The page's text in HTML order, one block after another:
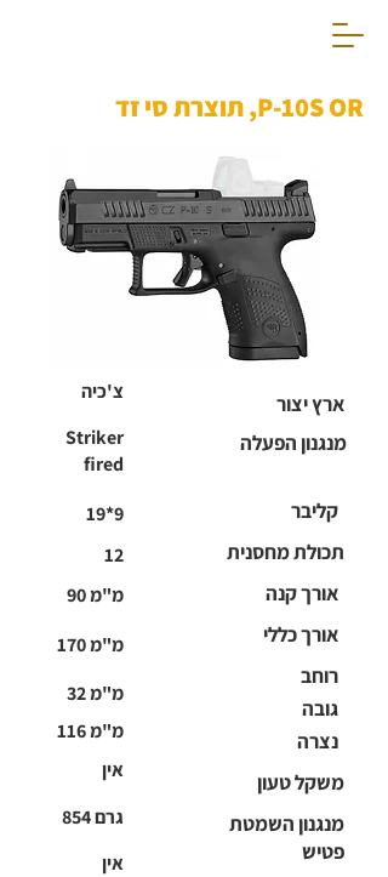
P-10S OR, תוצרת סי זד
צ'כיה
Striker
fired
19*9
12
90 מ"מ
170 מ"מ
32 מ"מ
116 מ"מ
אין
854 גרם
אין
ארץ יצור
מנגנון הפעלה
קליבר
תכולת מחסנית
אורך קנה
אורך כללי
רוחב
גובה
נצרה
משקל טעון
מנגנון השמטת
פטיש